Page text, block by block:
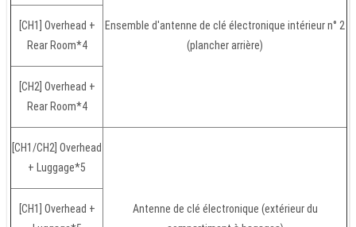
Ensemble d'antenne de clé électronique intérieur n° 2
(plancher arrière)
[CH1] Overhead +
Rear Room*4
[CH2] Overhead +
Rear Room*4
[CH1/CH2] Overhead
+ Luggage*5
Antenne de clé électronique (extérieur du
[CH1] Overhead +